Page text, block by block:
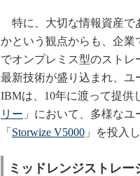
特に、大切な情報資産で
かという観点からも、企業
でオンプレミス型のスト
最新技術が盛り込まれ、ユ
IBMは、10年に渡って提供
リー 」において、多様な
「 Storwize V5000 」を投入し
ミッドレンジストレ